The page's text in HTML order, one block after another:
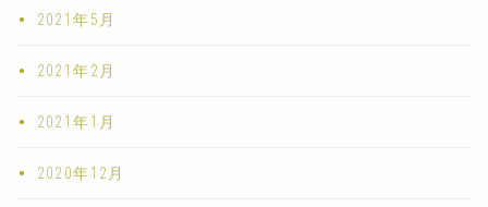
2021年5月
2021年2月
2021年1月
2020年12月